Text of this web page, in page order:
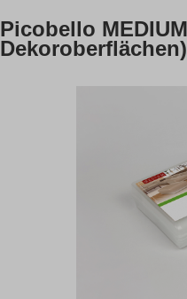
Picobello
Dekoroberflächen)